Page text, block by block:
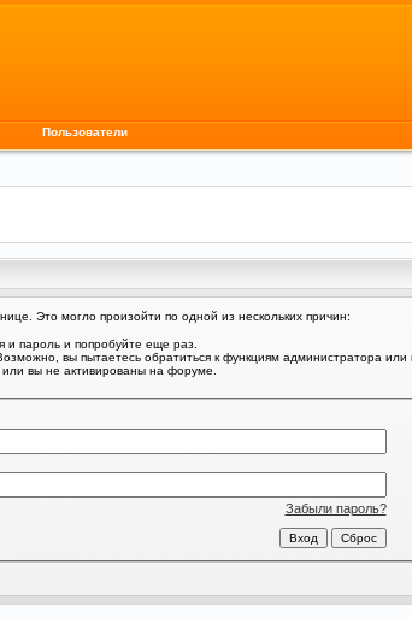
Пользователи
Это могло произойти по одной из нескольких причин:
пароль и попробуйте еще раз.
вы пытаетесь обратиться к функциям администратора
вы не активированы на форуме.
Забыли пароль?